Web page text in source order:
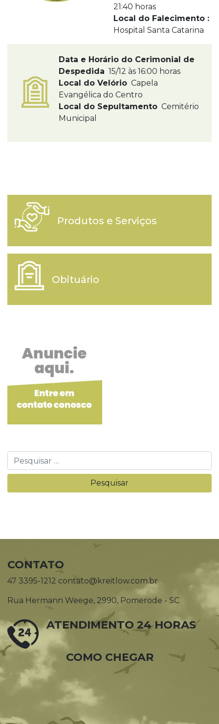
21:40 horas
Local do Falecimento :
Hospital Santa Catarina
Data e Horário do Cerimonial de
Despedida 15/12 às 16:00 horas
Local do Velório Capela
Evangélica do Centro
Local do Sepultamento Cemitério
Municipal
Produtos e Serviços
Obituário
CONTATO
47 3395-1212 contato@kreitlow.com.br
Rua Hermann Weege, 2990, Pomerode - SC
ATENDIMENTO 24 HORAS
COMO CHEGAR